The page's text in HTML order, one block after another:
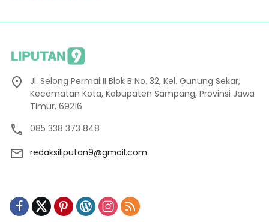
Jl. Selong Permai II Blok B No. 32, Kel. Gunung Sekar,
Kecamatan Kota, Kabupaten Sampang, Provinsi Jawa
Timur, 69216
085 338 373 848
redaksiliputan9@gmail.com